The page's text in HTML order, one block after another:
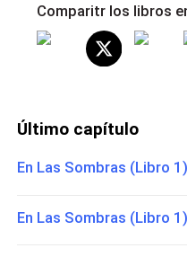
Comparitr los libros
Último capítulo
En Las Sombras (Libro
En Las Sombras (Libro